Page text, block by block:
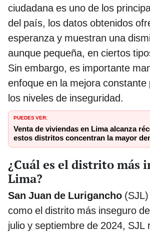
ciudadana es uno de los
del país, los datos obtenidos
esperanza y muestran una
aunque pequeña, en ciertos
Sin embargo, es importante
enfoque en la mejora
los niveles de inseguridad.
PUEDES VER:
Venta de viviendas en Lima alcanza
estos distritos concentran la mayor
¿Cuál es el distrito más
Lima?
San Juan de Lurigancho
como el distrito más inseguro
julio y septiembre de 2024, SJL